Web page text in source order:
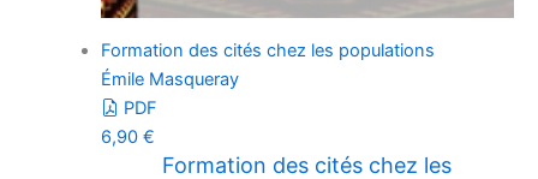
Formation des cités chez les populations
Émile Masqueray
PDF
6,90 €
Formation des cités chez les